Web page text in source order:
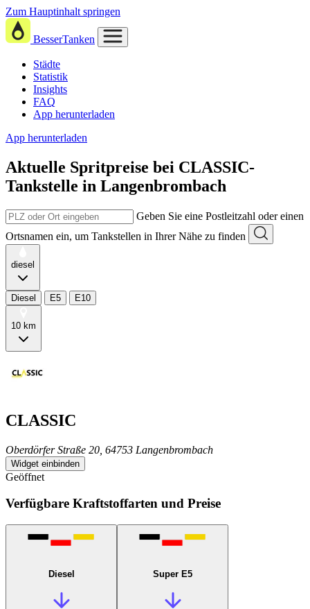
Zum Hauptinhalt springen
BesserTanken
Städte
Statistik
Insights
FAQ
App herunterladen
App herunterladen
Aktuelle Spritpreise bei CLASSIC-
Tankstelle in Langenbrombach
Geben Sie eine Postleitzahl oder einen
Ortsnamen ein, um Tankstellen in Ihrer Nähe zu finden
diesel
Diesel E5 E10
10 km
CLASSIC
Oberdörfer Straße 20, 64753 Langenbrombach
Widget einbinden
Geöffnet
Verfügbare Kraftstoffarten und Preise
Diesel Super E5